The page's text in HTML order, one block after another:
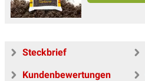
Steckbrief
Kundenbewertungen